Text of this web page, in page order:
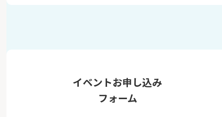
イベントお申し込み
フォーム